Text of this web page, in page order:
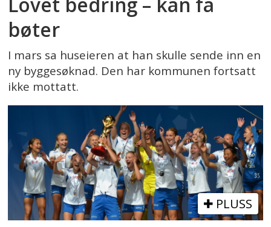
bøter
I mars sa huseieren at han skulle sende inn en
ny byggesøknad. Den har kommunen fortsatt
ikke mottatt.
PLUSS